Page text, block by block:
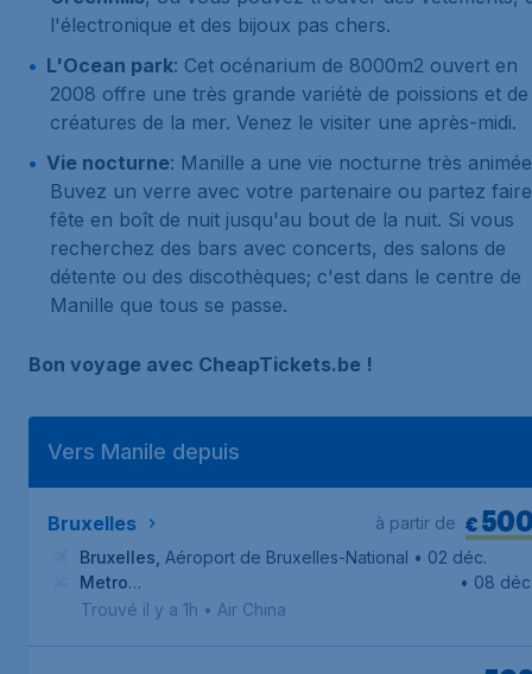
l'électronique et des bijoux pas chers.
L'Ocean park: Cet océnarium de 8000m2 ouvert en
2008 offre une très grande variétè de poissions et de
créatures de la mer. Venez le visiter une après-midi.
Vie nocturne: Manille a une vie nocturne très
Buvez un verre avec votre partenaire ou partez
fête en boît de nuit jusqu'au bout de la nuit. Si vous
recherchez des bars avec concerts, des salons de
détente ou des discothèques; c'est dans le centre de
Manille que tous se passe.
Bon voyage avec CheapTickets.be !
Vers Manile depuis
Bruxelles €
à partir de
Bruxelles Aéroport de Bruxelles-National • 02 déc.
Metro
Manila Aéroport international Ninoy-Aquino
• 08
Trouvé il y a 1h • Air China